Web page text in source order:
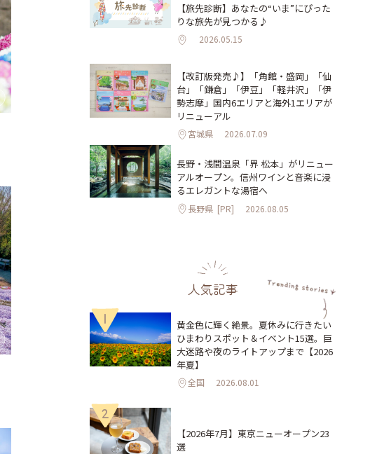
【旅先診断】あなたの“いま”にぴった
りな旅先が見つかる♪
2026.05.15
【改訂版発売♪】「角館・盛岡」「仙
台」「鎌倉」「伊豆」「軽井沢」「伊
勢志摩」国内6エリアと海外1エリアが
リニューアル
宮城県 2026.07.09
長野・浅間温泉「界 松本」がリニュー
アルオープン。信州ワインと音楽に浸
るエレガントな湯宿へ
長野県 [PR] 2026.08.05
人気記事
1
黄金色に輝く絶景。夏休みに行きたい
ひまわりスポット＆イベント15選。巨
大迷路や夜のライトアップまで【2026
年夏】
全国 2026.08.01
2
【2026年7月】東京ニューオープン23
選